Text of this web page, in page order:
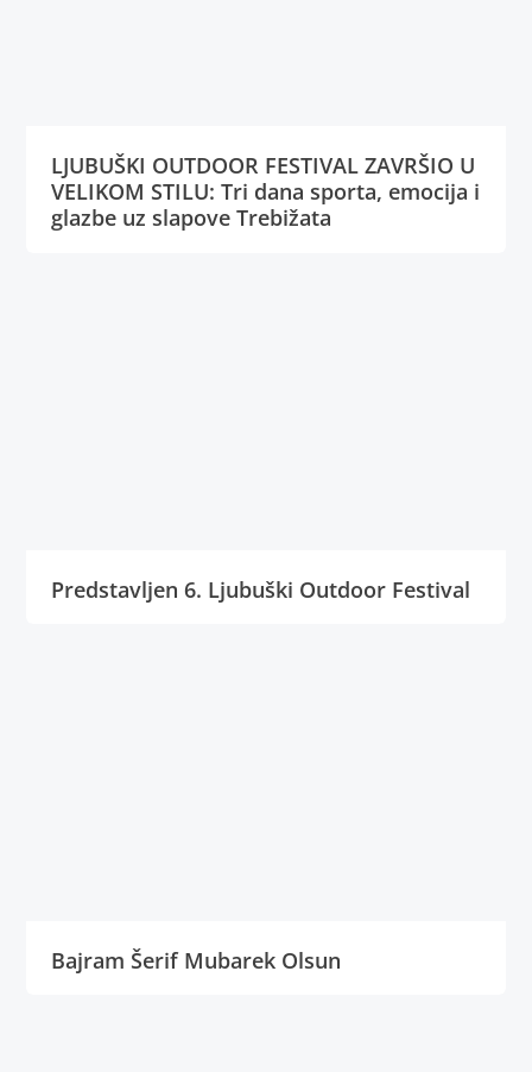
LJUBUŠKI OUTDOOR FESTIVAL ZAVRŠIO U
VELIKOM STILU: Tri dana sporta, emocija i
glazbe uz slapove Trebižata
Predstavljen 6. Ljubuški Outdoor Festival
Bajram Šerif Mubarek Olsun